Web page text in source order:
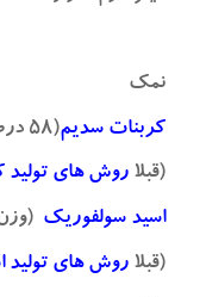
نمک ۱۵۰۰
کربنات سدیم(۵۸ درصد) ۲۵ کیلو گرم
(قبلا روش های تولید
اسید سولفوریک (وزن
(قبلا روش های تولید